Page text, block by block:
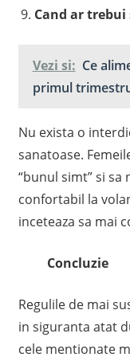
Cand ar trebui
Vezi si: Ce
primul
Nu exista o
sanatoase.
“bunul simt” si
confortabil la
inceteaza sa mai
Concluzie
Regulile de mai
in siguranta atat
cele mentionate